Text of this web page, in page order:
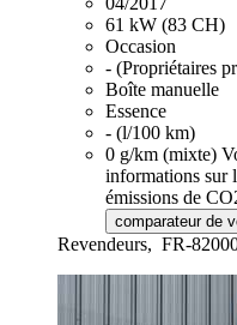
61 kW (83 CH)
Occasion
- (Propriétaires
Boîte manuelle
Essence
- (l/100 km)
0 g/km (mixte)
informations sur
émissions de
comparateur de
Revendeurs, FR-